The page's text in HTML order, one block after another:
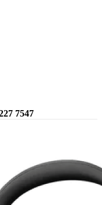
7547